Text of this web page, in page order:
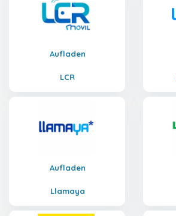
Aufladen
LCR
Aufladen
Llamaya